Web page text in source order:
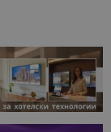
за
на
на